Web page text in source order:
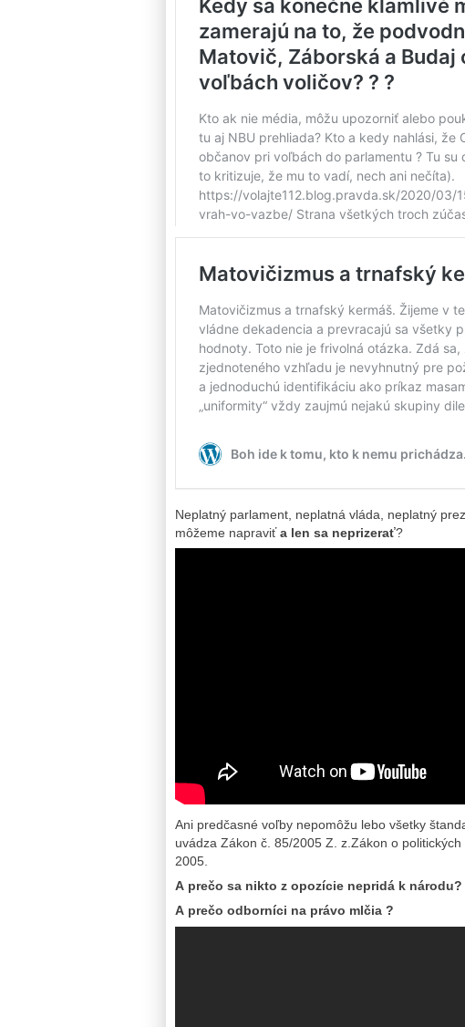
Neplatný parlament, neplatná vláda, neplatný
môžeme napraviťa len sa neprizerať?
Ani predčasné voľby nepomôžu lebo všetky
uvádza Zákon č. 85/2005 Z. z.Zákon o
2005.
A prečo sa nikto z opozície nepridá k národu?
A prečo odborníci na právo mlčia ?